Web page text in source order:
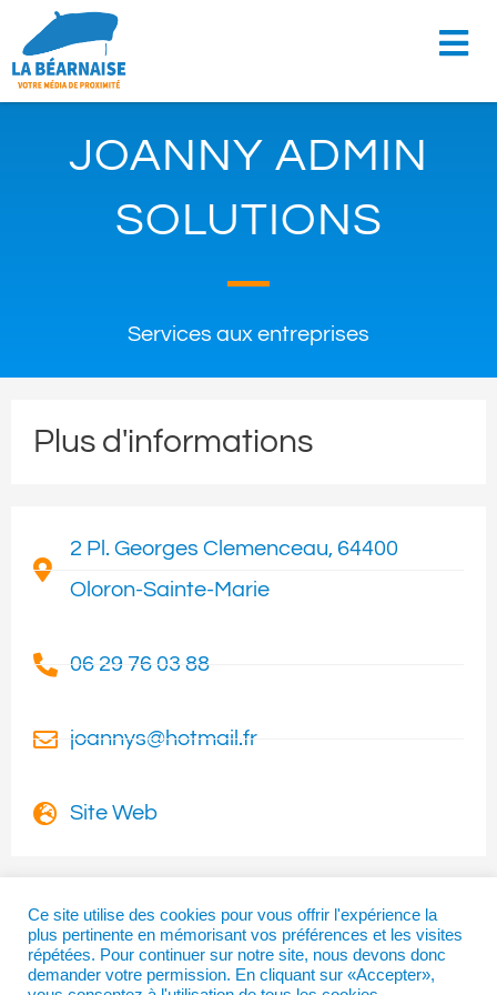
JOANNY ADMIN
SOLUTIONS
Services aux entreprises
Plus d'informations
2 Pl. Georges Clemenceau, 64400
Oloron-Sainte-Marie
06 29 76 03 88
joannys@hotmail.fr
Site Web
I
n
T
w
F
a
Ce site utilise des cookies pour vous offrir l'expérience la
plus pertinente en mémorisant vos préférences et les visites
répétées. Pour continuer sur notre site, nous devons donc
demander votre permission. En cliquant sur «Accepter»,